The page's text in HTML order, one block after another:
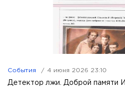
События 4 июня 2026 23:10
Детектор лжи. Доброй памяти